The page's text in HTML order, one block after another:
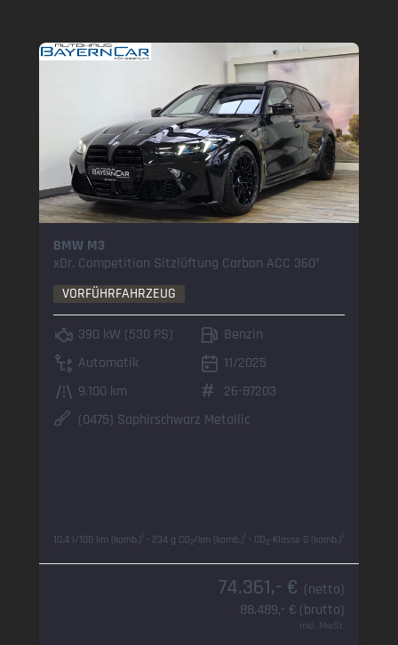
BMW M3
xDr. Competition Sitzlüftung Carbon ACC 360°
VORFÜHRFAHRZEUG
390 kW (530 PS)
Automatik
9.100 km
Benzin
11/2025
26-87203
(0475) Saphirschwarz Metallic
10,4 l/100 km (komb.)1 • 234 g CO2/km (komb.)1 • CO2-Klasse G (komb.)1
74.361,- € (netto)
88.489,- € (brutto)
inkl. MwSt.